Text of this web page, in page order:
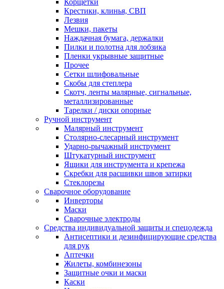
Корщетки
Крестики, клинья, СВП
Лезвия
Мешки, пакеты
Наждачная бумага, держалки
Пилки и полотна для лобзика
Пленки укрывные защитные
Прочее
Сетки шлифовальные
Скобы для степлера
Скотч, ленты малярные, сигнальные,
металлизированные
Тарелки / диски опорные
Ручной инструмент
Малярный инструмент
Столярно-слесарный инструмент
Ударно-рычажный инструмент
Штукатурный инструмент
Ящики для инструмента и крепежа
Скребки для расшивки швов затирки
Стеклорезы
Сварочное оборудование
Инверторы
Маски
Сварочные электроды
Средства индивидуальной защиты и спецодежда
Антисептики и дезинфицирующие средства
для рук
Аптечки
Жилеты, комбинезоны
Защитные очки и маски
Каски